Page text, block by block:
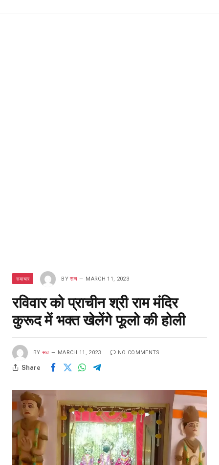
समाचार BY सच MARCH 11, 2023
रविवार को प्राचीन श्री राम मंदिर
कुरूद में भक्त खेलेंगे फूलो की होली
BY सच MARCH 11, 2023 NO COMMENTS
Share